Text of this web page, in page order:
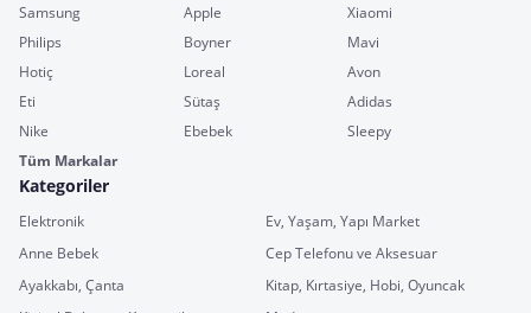
Samsung Apple
Xiaomi
Philips
Boyner
Mavi
Hotiç
Loreal
Avon
Eti
Sütaş
Adidas
Nike
Ebebek
Sleepy
Tüm Markalar
Kategoriler
Elektronik
Ev, Yaşam, Yapı Market
Anne Bebek
Cep Telefonu ve Aksesuar
Ayakkabı, Çanta
Kitap, Kırtasiye, Hobi, Oyuncak